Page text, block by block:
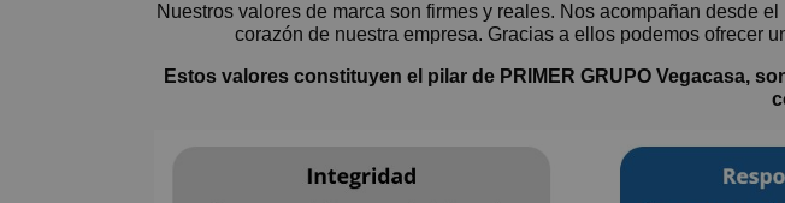
Nuestros valores de marca son firmes y reales. Nos acompañan desde
corazón de nuestra empresa. Gracias a ellos podemos ofrecer
Estos valores constituyen el pilar de PRIMER GRUPO Vegacasa,